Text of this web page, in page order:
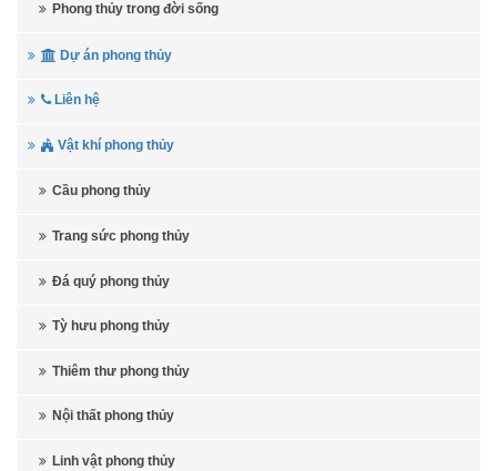
Phong thủy trong đời sống
Dự án phong thủy
Liên hệ
Vật khí phong thủy
Cầu phong thủy
Trang sức phong thủy
Đá quý phong thủy
Tỳ hưu phong thủy
Thiêm thư phong thủy
Nội thất phong thủy
Linh vật phong thủy